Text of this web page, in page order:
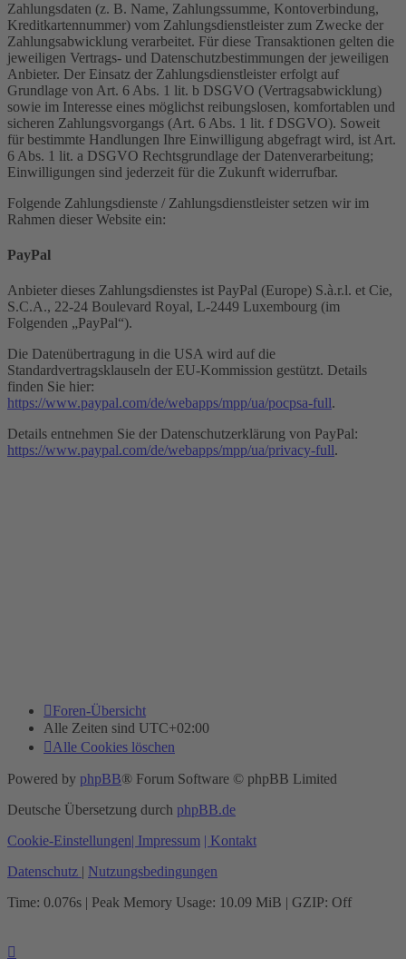
Zahlungsdaten (z. B. Name, Zahlungssumme, Kontoverbindung,
Kreditkartennummer) vom Zahlungsdienstleister zum Zwecke der
Zahlungsabwicklung verarbeitet. Für diese Transaktionen gelten die
jeweiligen Vertrags- und Datenschutzbestimmungen der jeweiligen
Anbieter. Der Einsatz der Zahlungsdienstleister erfolgt auf
Grundlage von Art. 6 Abs. 1 lit. b DSGVO (Vertragsabwicklung)
sowie im Interesse eines möglichst reibungslosen, komfortablen und
sicheren Zahlungsvorgangs (Art. 6 Abs. 1 lit. f DSGVO). Soweit
für bestimmte Handlungen Ihre Einwilligung abgefragt wird, ist Art.
6 Abs. 1 lit. a DSGVO Rechtsgrundlage der Datenverarbeitung;
Einwilligungen sind jederzeit für die Zukunft widerrufbar.
Folgende Zahlungsdienste / Zahlungsdienstleister setzen wir im
Rahmen dieser Website ein:
PayPal
Anbieter dieses Zahlungsdienstes ist PayPal (Europe) S.à.r.l. et Cie,
S.C.A., 22-24 Boulevard Royal, L-2449 Luxembourg (im
Folgenden „PayPal“).
Die Datenübertragung in die USA wird auf die
Standardvertragsklauseln der EU-Kommission gestützt. Details
finden Sie hier:
https://www.paypal.com/de/webapps/mpp/ua/pocpsa-full.
Details entnehmen Sie der Datenschutzerklärung von PayPal:
https://www.paypal.com/de/webapps/mpp/ua/privacy-full.
Foren-Übersicht
Alle Zeiten sind UTC+02:00
Alle Cookies löschen
Powered by phpBB® Forum Software © phpBB Limited
Deutsche Übersetzung durch phpBB.de
Cookie-Einstellungen| Impressum | Kontakt
Datenschutz | Nutzungsbedingungen
Time: 0.076s | Peak Memory Usage: 10.09 MiB | GZIP: Off